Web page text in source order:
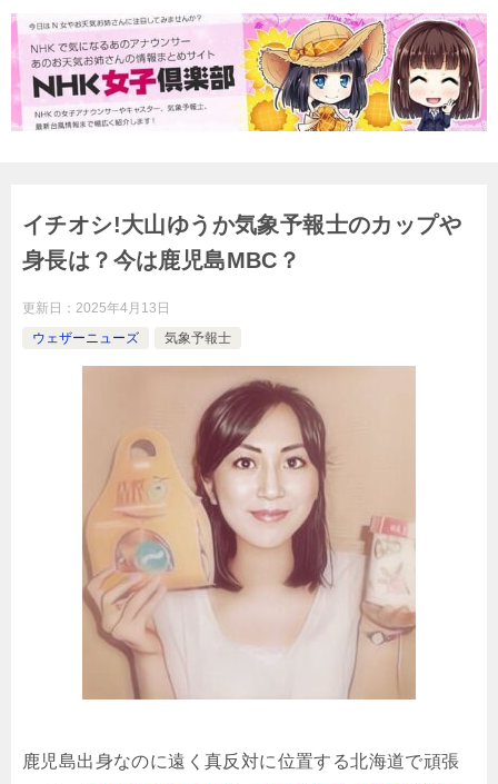
イチオシ!大山ゆうか気象予報士のカップや
身長は？今は鹿児島MBC？
更新日： 2025年4月13日
ウェザーニューズ
気象予報士
鹿児島出身なのに遠く真反対に位置する北海道で頑張